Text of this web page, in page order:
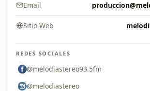
Email
Sitio Web
REDES SOCIALES
@melodiastereo93.5fm
@melodiastereo